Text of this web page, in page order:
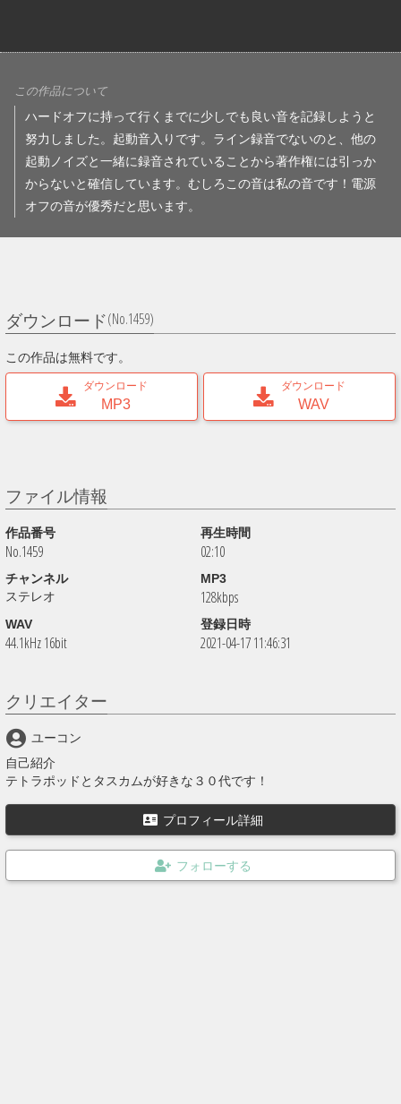
この作品について
ハードオフに持って行くまでに少しでも良い音を記録しようと
努力しました。起動音入りです。ライン録音でないのと、他の
起動ノイズと一緒に録音されていることから著作権には引っか
からないと確信しています。むしろこの音は私の音です！電源
オフの音が優秀だと思います。
ダウンロード(No.1459)
この作品は無料です。
ダウンロード
MP3
ダウンロード
WAV
ファイル情報
作品番号
No.1459
再生時間
02:10
チャンネル
ステレオ
MP3
128kbps
WAV
44.1kHz 16bit
登録日時
2021-04-17 11:46:31
クリエイター
ユーコン
自己紹介
テトラポッドとタスカムが好きな３０代です！
プロフィール詳細